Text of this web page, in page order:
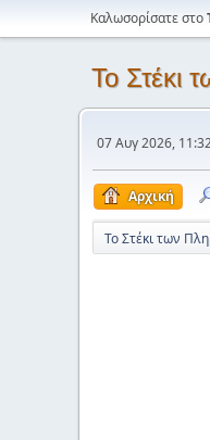
Καλωσορίσατε στο
Το Στέκι
07 Αυγ 2026,
Αρχική
Το Στέκι των